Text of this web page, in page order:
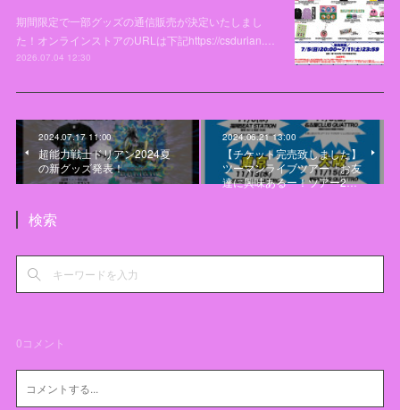
期間限定で一部グッズの通信販売が決定いたしまし
た！オンラインストアのURLは下記https://csdurian.…
2026.07.04 12:30
2024.07.17 11:00
超能力戦士ドリアン2024夏
の新グッズ発表！
2024.06.21 13:00
【チケット完売致しました】
ツーマンライブツアー「お友
達に興味あるー！ツアー2…
検索
0コメント